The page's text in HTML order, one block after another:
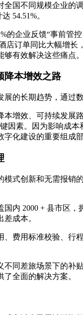
国不同规模企业的
54.51%。
的企业反馈“事前管
店订单同比大幅增长
有效解决这些痛点。
降本增效之路
的长期趋势，通过
增效、可持续发展
因素。因为影响成
化建设的重要组成部
式创新和无需报销
内 2000 + 县市区
成本。
、费用标准校验、行
同差旅场景下的补
全面的解决方案。